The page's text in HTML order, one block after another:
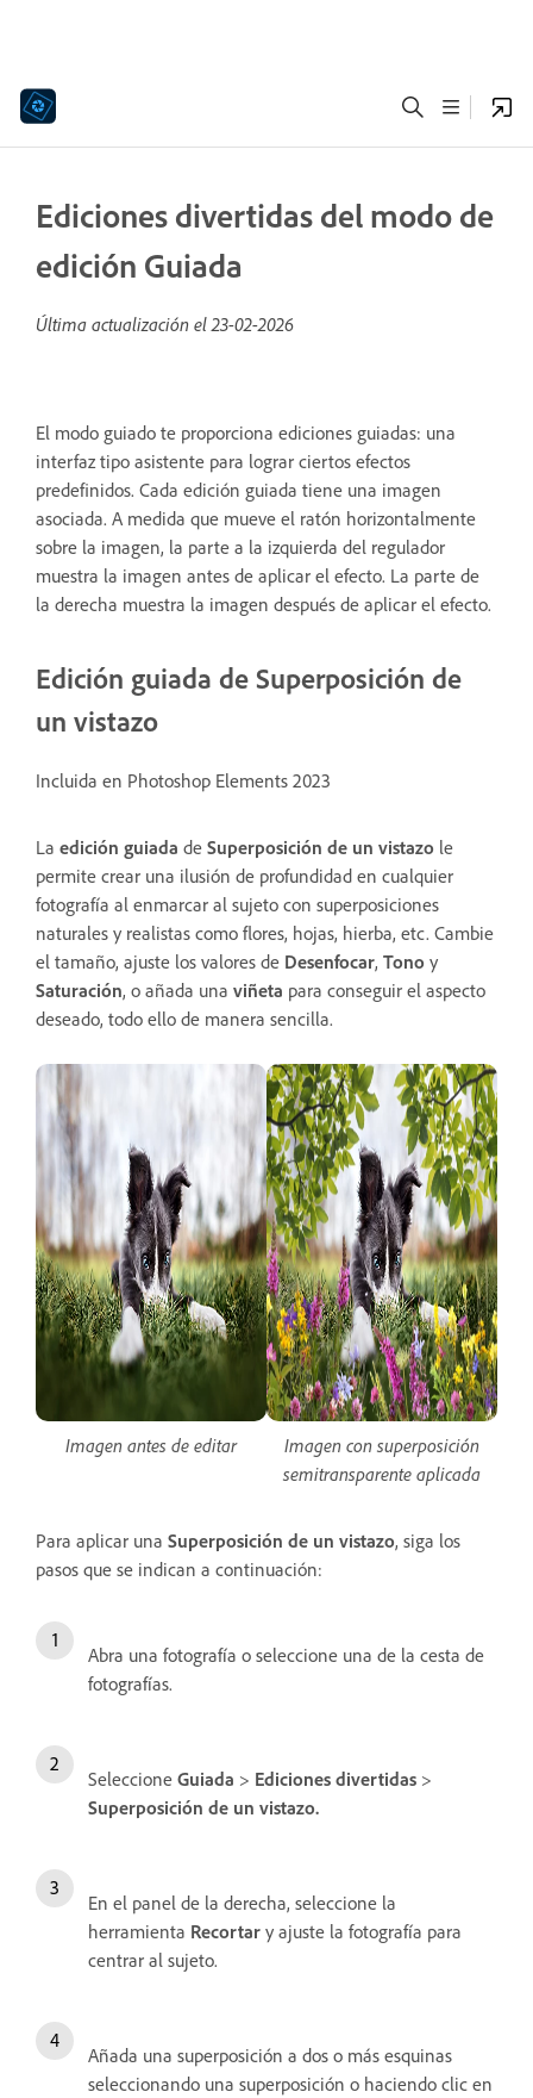
Ediciones divertidas del modo de
edición Guiada
Última actualización el23-02-2026
El modo guiado te proporciona ediciones guiadas: una
interfaz tipo asistente para lograr ciertos efectos
predefinidos. Cada edición guiada tiene una imagen
asociada. A medida que mueve el ratón horizontalmente
sobre la imagen, la parte a la izquierda del regulador
muestra la imagen antes de aplicar el efecto. La parte de
la derecha muestra la imagen después de aplicar el efecto.
Edición guiada de Superposición de
un vistazo
Incluida en Photoshop Elements 2023
La edición guiada de Superposición de un vistazo le
permite crear una ilusión de profundidad en cualquier
fotografía al enmarcar al sujeto con superposiciones
naturales y realistas como flores, hojas, hierba, etc. Cambie
el tamaño, ajuste los valores de Desenfocar, Tono y
Saturación, o añada una viñeta para conseguir el aspecto
deseado, todo ello de manera sencilla.
Imagen antes de editar
Imagen con superposición
semitransparente aplicada
Para aplicar una Superposición de un vistazo, siga los
pasos que se indican a continuación:
Abra una fotografía o seleccione una de la cesta de
fotografías.
Seleccione Guiada > Ediciones divertidas >
Superposición de un vistazo.
En el panel de la derecha, seleccione la
herramienta Recortar y ajuste la fotografía para
centrar al sujeto.
Añada una superposición a dos o más esquinas
seleccionando una superposición o haciendo clic en